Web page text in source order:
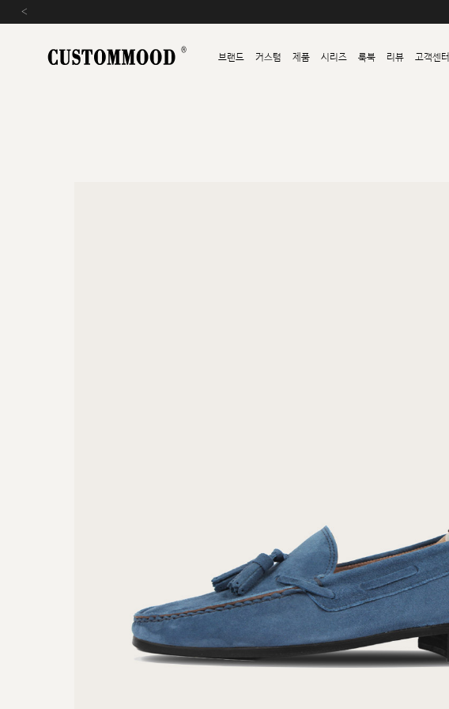
‹
브랜드 커스텀 제품 시리즈 룩북 리뷰 고객센터